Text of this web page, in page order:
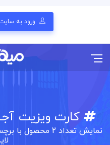
ورود به
کارت ویزیت
نمایش تعداد 2 محصول با